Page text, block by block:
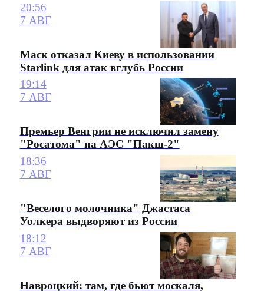
20:56
7 АВГ
Маск отказал Киеву в использовании
Starlink для атак вглубь России
19:14
7 АВГ
Премьер Венгрии не исключил замену
"Росатома" на АЭС "Пакш-2"
18:36
7 АВГ
"Веселого молочника" Джастаса
Уолкера выдворяют из России
18:12
7 АВГ
Навроцкий: там, где бьют москаля,